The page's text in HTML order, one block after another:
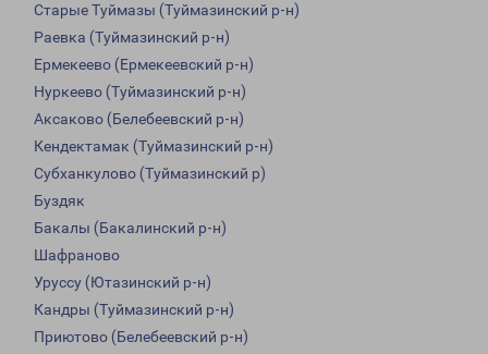
Старые Туймазы (Туймазинский р-н)
Раевка (Туймазинский р-н)
Ермекеево (Ермекеевский р-н)
Нуркеево (Туймазинский р-н)
Аксаково (Белебеевский р-н)
Кендектамак (Туймазинский р-н)
Субханкулово (Туймазинский р)
Буздяк
Бакалы (Бакалинский р-н)
Шафраново
Уруссу (Ютазинский р-н)
Кандры (Туймазинский р-н)
Приютово (Белебеевский р-н)